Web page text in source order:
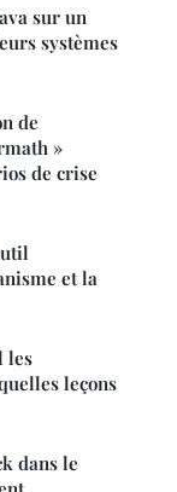
sur un
systèmes
de
»
de crise
et la
les
leçons
dans le